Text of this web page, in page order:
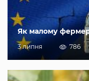
Як малому
3 липня 786